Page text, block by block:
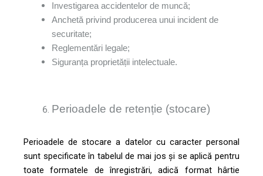
Investigarea accidentelor de muncă;
Anchetă privind producerea unui incident de
securitate;
Reglementări legale;
Siguranța proprietății intelectuale.
Perioadele de retenție (stocare)
Perioadele de stocare a datelor cu caracter personal
sunt specificate în tabelul de mai jos și se aplică pentru
toate formatele de înregistrări, adică format hârtie